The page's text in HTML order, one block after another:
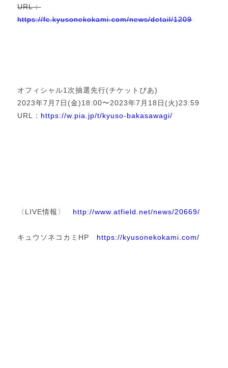
URL：
https://fc.kyusonekokami.com/news/detail/1209
オフィシャル1次抽選先行(チケットぴあ)
2023年7月7日(金)18:00〜2023年7月18日(火)23:59
URL： https://w.pia.jp/t/kyuso-bakasawagi/
〈LIVE情報〉 http://www.atfield.net/news/20669/
キュウソネコカミHP https://kyusonekokami.com/